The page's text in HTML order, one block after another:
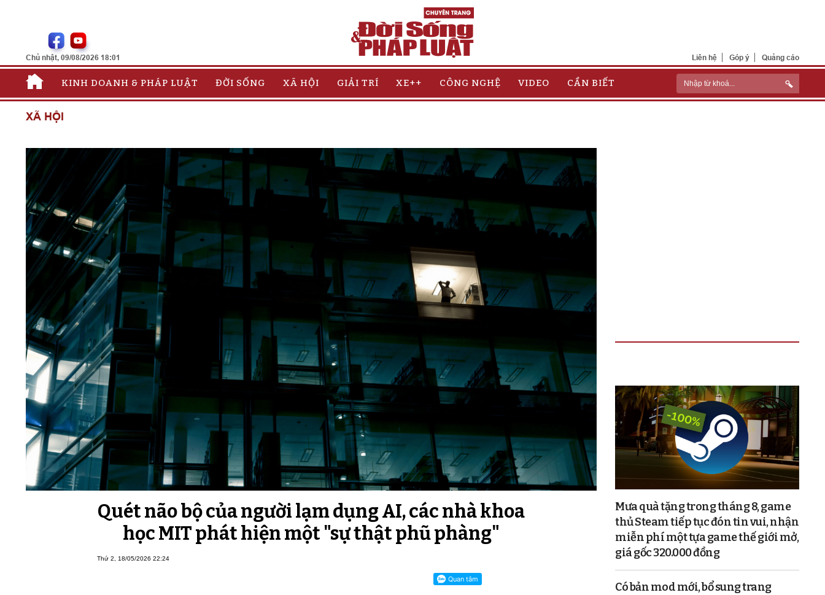
Chủ nhật, 09/08/2026 18:01 Liên hệ Góp ý Quảng cáo
KINH DOANH & PHÁP LUẬT ĐỜI SỐNG XÃ HỘI GIẢI TRÍ XE++ CÔNG NGHỆ VIDEO CẦN BIẾT
XÃ HỘI
Quét não bộ của người lạm dụng AI, các nhà khoa
học MIT phát hiện một "sự thật phũ phàng"
Thứ 2, 18/05/2026 22:24
Mưa quà tặng trong tháng 8, game
thủ Steam tiếp tục đón tin vui, nhận
miễn phí một tựa game thế giới mở,
giá gốc 320.000 đồng
Có bản mod mới, bổ sung trang